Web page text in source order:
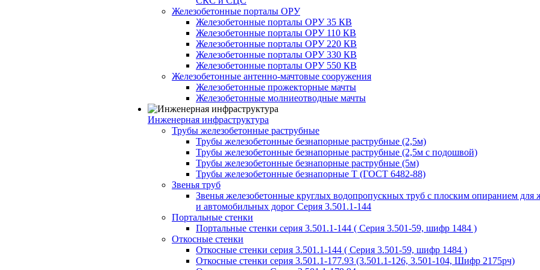
Железобетонные порталы ОРУ
Железобетонные порталы ОРУ 35 КВ
Железобетонные порталы ОРУ 110 КВ
Железобетонные порталы ОРУ 220 КВ
Железобетонные порталы ОРУ 330 КВ
Железобетонные порталы ОРУ 550 КВ
Железобетонные антенно-мачтовые сооружения
Железобетонные прожекторные мачты
Железобетонные молниеотводные мачты
Инженерная инфраструктура
Трубы железобетонные раструбные
Трубы железобетонные безнапорные раструбные (2,5м)
Трубы железобетонные безнапорные раструбные (2,5м с подошвой)
Трубы железобетонные безнапорные раструбные (5м)
Трубы железобетонные безнапорные Т (ГОСТ 6482-88)
Звенья труб
Звенья железобетонные круглых водопропускных труб с плоским опиранием для
и автомобильных дорог Серия 3.501.1-144
Портальные стенки
Портальные стенки серия 3.501.1-144 ( Серия 3.501-59, шифр 1484 )
Откосные стенки
Откосные стенки серия 3.501.1-144 ( Серия 3.501-59, шифр 1484 )
Откосные стенки серия 3.501.1-177.93 (3.501.1-126, 3.501-104, Шифр 2175рч)